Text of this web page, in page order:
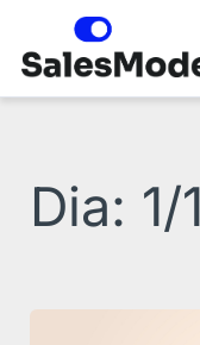
para
Dia: